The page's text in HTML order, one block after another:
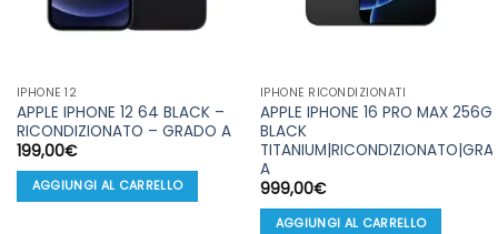
IPHONE 12
APPLE IPHONE 12 64 BLACK –
RICONDIZIONATO – GRADO A
199,00€
AGGIUNGI AL CARRELLO
IPHONE RICONDIZIONATI
APPLE IPHONE 16 PRO MAX
BLACK
A
999,00€
AGGIUNGI AL CARRELLO